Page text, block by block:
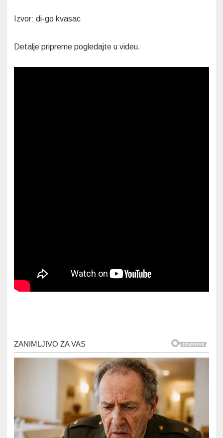
Izvor: di-go kvasac
Detalje pripreme pogledajte u videu.